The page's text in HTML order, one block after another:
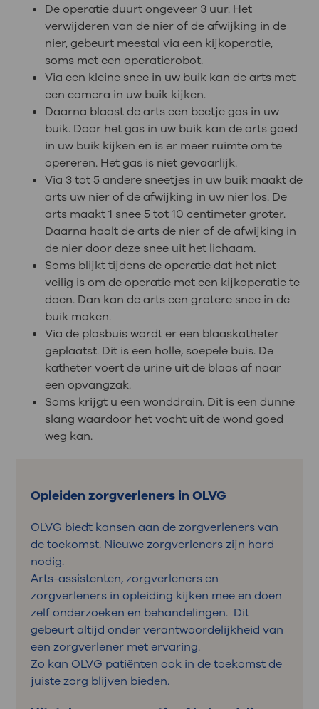
De operatie duurt ongeveer 3 uur. Het
verwijderen van de nier of de afwijking in de
nier, gebeurt meestal via een kijkoperatie,
soms met een operatierobot.
Via een kleine snee in uw buik kan de arts met
een camera in uw buik kijken.
Daarna blaast de arts een beetje gas in uw
buik. Door het gas in uw buik kan de arts goed
in uw buik kijken en is er meer ruimte om te
opereren. Het gas is niet gevaarlijk.
Via 3 tot 5 andere sneetjes in uw buik maakt de
arts uw nier of de afwijking in uw nier los. De
arts maakt 1 snee 5 tot 10 centimeter groter.
Daarna haalt de arts de nier of de afwijking in
de nier door deze snee uit het lichaam.
Soms blijkt tijdens de operatie dat het niet
veilig is om de operatie met een kijkoperatie te
doen. Dan kan de arts een grotere snee in de
buik maken.
Via de plasbuis wordt er een blaaskatheter
geplaatst. Dit is een holle, soepele buis. De
katheter voert de urine uit de blaas af naar
een opvangzak.
Soms krijgt u een wonddrain. Dit is een dunne
slang waardoor het vocht uit de wond goed
weg kan.
Opleiden zorgverleners in OLVG
OLVG biedt kansen aan de zorgverleners van
de toekomst. Nieuwe zorgverleners zijn hard
nodig.
Arts-assistenten, zorgverleners en
zorgverleners in opleiding kijken mee en doen
zelf onderzoeken en behandelingen. Dit
gebeurt altijd onder verantwoordelijkheid van
een zorgverlener met ervaring.
Zo kan OLVG patiënten ook in de toekomst de
juiste zorg blijven bieden.